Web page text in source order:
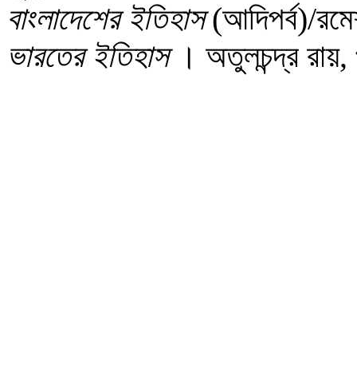
বাংলাদেশের ইতিহাস(আদিপর্ব)/
ভারতের ইতিহাস । অতুলচন্দ্র